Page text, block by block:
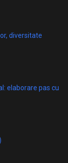
diversitate
elaborare pas cu